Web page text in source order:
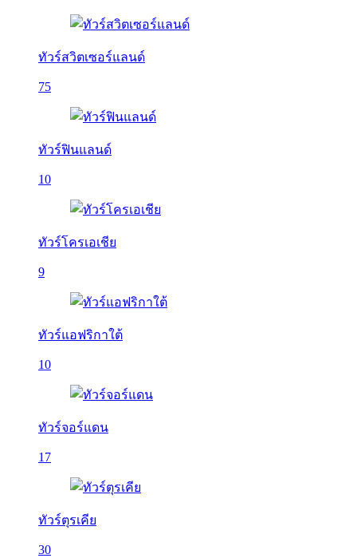
ทัวร์สวิตเซอร์แลนด์
75
ทัวร์ฟินแลนด์
10
ทัวร์โครเอเชีย
9
ทัวร์แอฟริกาใต้
10
ทัวร์จอร์แดน
17
ทัวร์ตุรเคีย
30